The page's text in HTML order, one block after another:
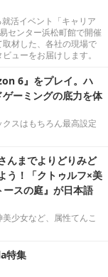
活イベント「キャリア
センター浜松町館で開催
材した、各社の現場で
ューをお届けします。
6』をプレイ。ハ
ーミングの底力を体
スはもちろん最高設定
んまでよりどりみど
う！「クトゥルフ×美
スの庭』が日本語
少女など、属性てんこ
特集